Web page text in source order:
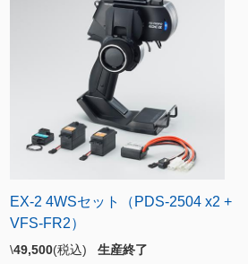
EX-2 4WSセット（PDS-2504 x2 +
VFS-FR2）
\49,500(税込) 生産終了